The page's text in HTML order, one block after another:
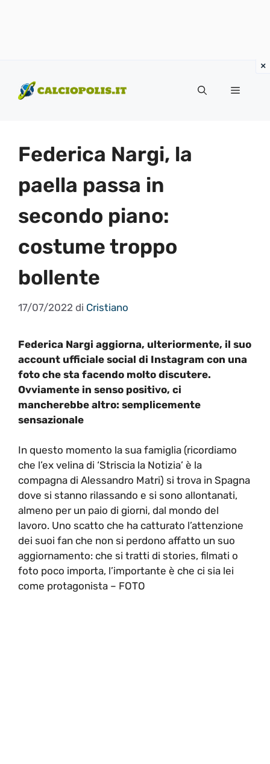
contenuto
Menu
Federica Nargi, la
paella passa in
secondo piano:
costume troppo
bollente
17/07/2022 di Cristiano
Federica Nargi aggiorna, ulteriormente, il suo
account ufficiale social di Instagram con una
foto che sta facendo molto discutere.
Ovviamente in senso positivo, ci
mancherebbe altro: semplicemente
sensazionale
In questo momento la sua famiglia (ricordiamo
che l’ex velina di ‘Striscia la Notizia’ è la
compagna di Alessandro Matri) si trova in Spagna
dove si stanno rilassando e si sono allontanati,
almeno per un paio di giorni, dal mondo del
lavoro. Uno scatto che ha catturato l’attenzione
dei suoi fan che non si perdono affatto un suo
aggiornamento: che si tratti di stories, filmati o
foto poco importa, l’importante è che ci sia lei
come protagonista – FOTO